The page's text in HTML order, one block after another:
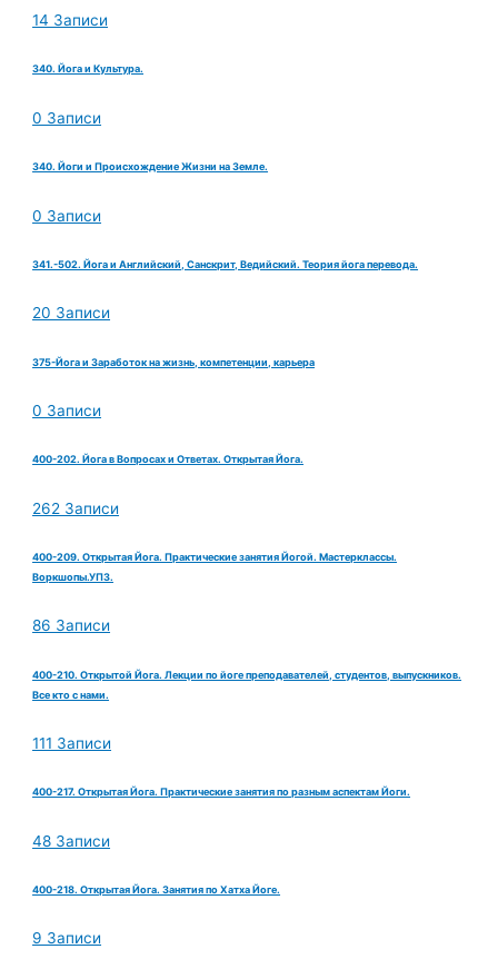
14 Записи
340. Йога и Культура.
0 Записи
340. Йоги и Происхождение Жизни на Земле.
0 Записи
341.-502. Йога и Английский, Санскрит, Ведийский. Теория йога перевода.
20 Записи
375-Йога и Заработок на жизнь, компетенции, карьера
0 Записи
400-202. Йога в Вопросах и Ответах. Открытая Йога.
262 Записи
400-209. Открытая Йога. Практические занятия Йогой. Мастерклассы.
Воркшопы.УПЗ.
86 Записи
400-210. Открытой Йога. Лекции по йоге преподавателей, студентов, выпускников.
Все кто с нами.
111 Записи
400-217. Открытая Йога. Практические занятия по разным аспектам Йоги.
48 Записи
400-218. Открытая Йога. Занятия по Хатха Йоге.
9 Записи